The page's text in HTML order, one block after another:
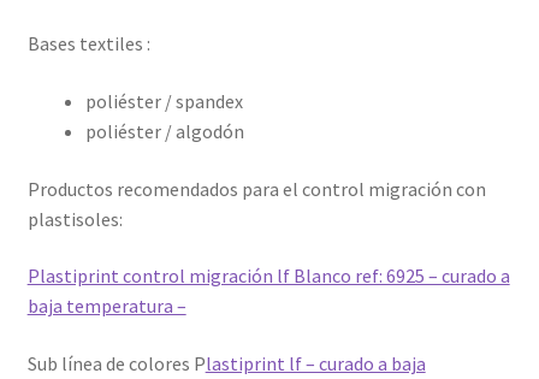
Bases textiles :
poliéster / spandex
poliéster / algodón
Productos recomendados para el control migración con
plastisoles:
Plastiprint control migración lf Blanco ref: 6925 – curado a
baja temperatura –
Sub línea de colores Plastiprint lf – curado a baja